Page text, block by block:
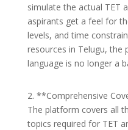
simulate the actual TET
aspirants get a feel for
levels, and time
resources in Telugu, the
language is no longer a
2. **Comprehensive
The platform covers all
topics required for TET